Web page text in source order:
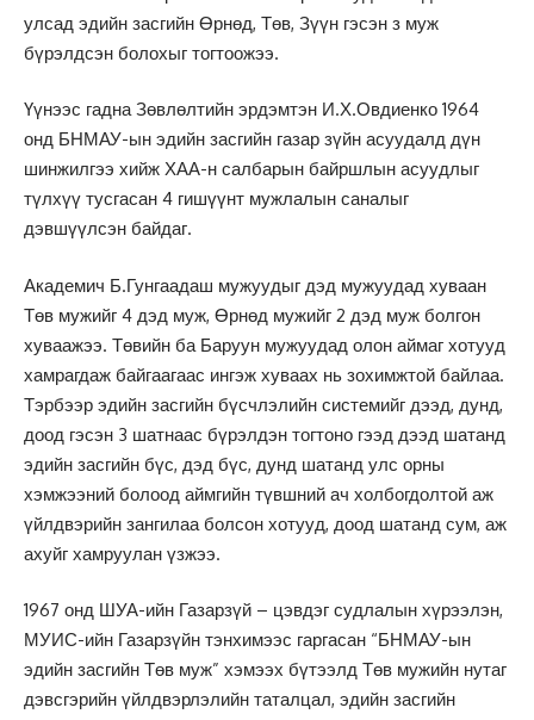
улсад эдийн засгийн Өрнөд, Төв, Зүүн гэсэн з муж
бүрэлдсэн болохыг тогтоожээ.
Үүнээс гадна Зөвлөлтийн эрдэмтэн И.Х.Овдиенко 1964
онд БНМАУ-ын эдийн засгийн газар зүйн асуудалд дүн
шинжилгээ хийж ХАА-н салбарын байршлын асуудлыг
түлхүү тусгасан 4 гишүүнт мужлалын саналыг
дэвшүүлсэн байдаг.
Академич Б.Гунгаадаш мужуудыг дэд мужуудад хуваан
Төв мужийг 4 дэд муж, Өрнөд мужийг 2 дэд муж болгон
хуваажээ. Төвийн ба Баруун мужуудад олон аймаг хотууд
хамрагдаж байгаагаас ингэж хуваах нь зохимжтой байлаа.
Тэрбээр эдийн засгийн бүсчлэлийн системийг дээд, дунд,
доод гэсэн 3 шатнаас бүрэлдэн тогтоно гээд дээд шатанд
эдийн засгийн бүс, дэд бүс, дунд шатанд улс орны
хэмжээний болоод аймгийн түвшний ач холбогдолтой аж
үйлдвэрийн зангилаа болсон хотууд, доод шатанд сум, аж
ахуйг хамруулан үзжээ.
1967 онд ШУА-ийн Газарзүй – цэвдэг судлалын хүрээлэн,
МУИС-ийн Газарзүйн тэнхимээс гаргасан “БНМАУ-ын
эдийн засгийн Төв муж” хэмээх бүтээлд Төв мужийн нутаг
дэвсгэрийн үйлдвэрлэлийн таталцал, эдийн засгийн